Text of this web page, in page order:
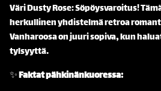
Väri Dusty Rose: Söpöysvaroitus!
herkullinen yhdistelmä retroa
Vanharoosa on juuri sopiva, kun
tylsyyttä.
✨Faktat pähkinänkuoressa: